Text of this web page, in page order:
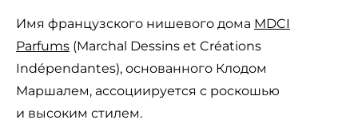
Имя французского нишевого дома MDCI
Parfums (Marchal Dessins et Créations
Indépendantes), основанного Клодом
Маршалем, ассоциируется с роскошью
и высоким стилем.